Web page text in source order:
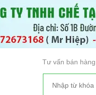
Tư vấn bán